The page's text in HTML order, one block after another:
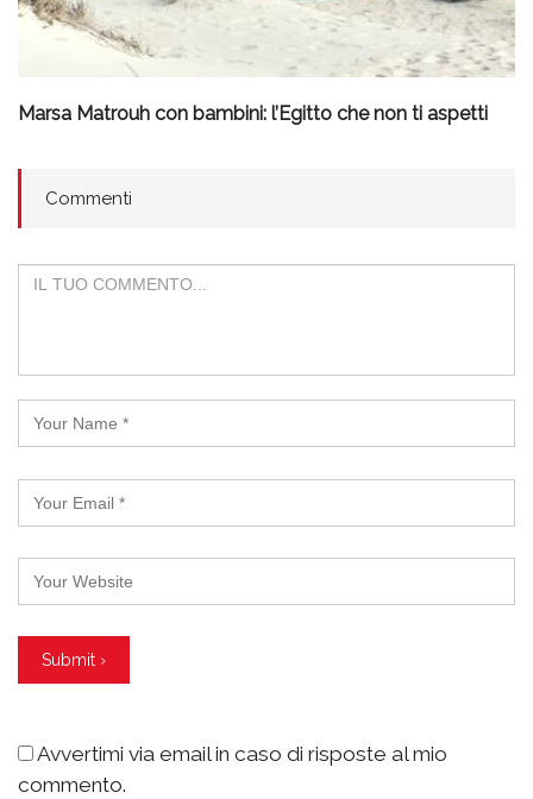
Marsa Matrouh con bambini: l’Egitto che non ti aspetti
Commenti
Avvertimi via email in caso di risposte al mio
commento.